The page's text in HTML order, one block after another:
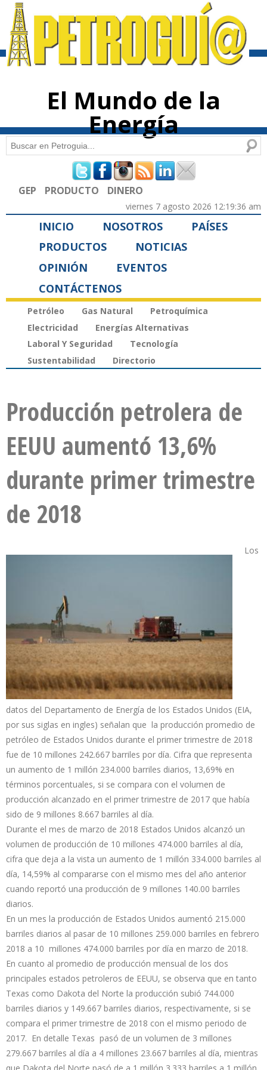
contenido
El Mundo de la
Energía
Formulario de búsqueda
Buscar
GEP PRODUCTO DINERO
viernes 7 agosto 2026 12:19:36 am
INICIO NOSOTROS
PAÍSES
PRODUCTOS
NOTICIAS
OPINIÓN
EVENTOS
CONTÁCTENOS
Petróleo Gas Natural
Petroquímica
Electricidad
Energías Alternativas
Laboral Y Seguridad
Tecnología
Sustentabilidad
Directorio
Producción petrolera de
EEUU aumentó 13,6%
durante primer trimestre
de 2018
Los
datos del Departamento de Energía de los Estados Unidos (EIA,
por sus siglas en ingles) señalan que la producción promedio de
petróleo de Estados Unidos durante el primer trimestre de 2018
fue de 10 millones 242.667 barriles por día. Cifra que representa
un aumento de 1 millón 234.000 barriles diarios, 13,69% en
términos porcentuales, si se compara con el volumen de
producción alcanzado en el primer trimestre de 2017 que había
sido de 9 millones 8.667 barriles al día.
Durante el mes de marzo de 2018 Estados Unidos alcanzó un
volumen de producción de 10 millones 474.000 barriles al día,
cifra que deja a la vista un aumento de 1 millón 334.000 barriles al
día, 14,59% al compararse con el mismo mes del año anterior
cuando reportó una producción de 9 millones 140.00 barriles
diarios.
En un mes la producción de Estados Unidos aumentó 215.000
barriles diarios al pasar de 10 millones 259.000 barriles en febrero
2018 a 10 millones 474.000 barriles por día en marzo de 2018.
En cuanto al promedio de producción mensual de los dos
principales estados petroleros de EEUU, se observa que en tanto
Texas como Dakota del Norte la producción subió 744.000
barriles diarios y 149.667 barriles diarios, respectivamente, si se
compara el primer trimestre de 2018 con el mismo periodo de
2017. En detalle Texas pasó de un volumen de 3 millones
279.667 barriles al día a 4 millones 23.667 barriles al día, mientras